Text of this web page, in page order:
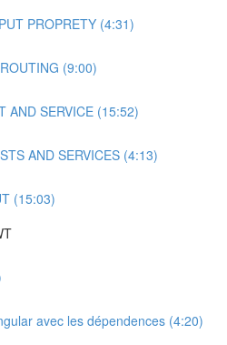
PROPRETY (4:31)
(9:00)
AND SERVICE (15:52)
AND SERVICES (4:13)
(15:03)
avec les dépendences (4:20)